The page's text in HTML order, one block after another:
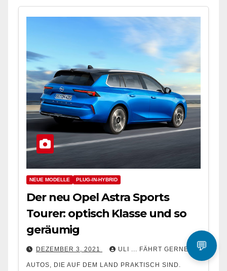
NEUE MODELLE PLUG-IN-HYBRID
Der neu Opel Astra Sports
Tourer: optisch Klasse und so
geräumig
DEZEMBER 3, 2021 ULI ... FÄHRT GERNE
AUTOS, DIE AUF DEM LAND PRAKTISCH SIND.
💬